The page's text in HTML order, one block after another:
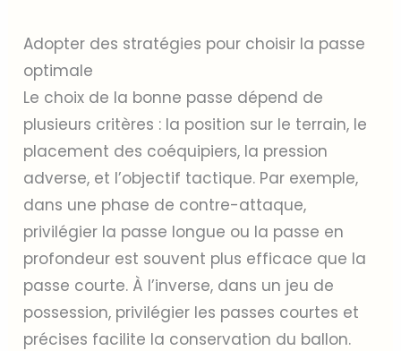
Adopter des stratégies pour choisir la passe
optimale
Le choix de la bonne passe dépend de
plusieurs critères : la position sur le terrain, le
placement des coéquipiers, la pression
adverse, et l’objectif tactique. Par exemple,
dans une phase de contre-attaque,
privilégier la passe longue ou la passe en
profondeur est souvent plus efficace que la
passe courte. À l’inverse, dans un jeu de
possession, privilégier les passes courtes et
précises facilite la conservation du ballon.